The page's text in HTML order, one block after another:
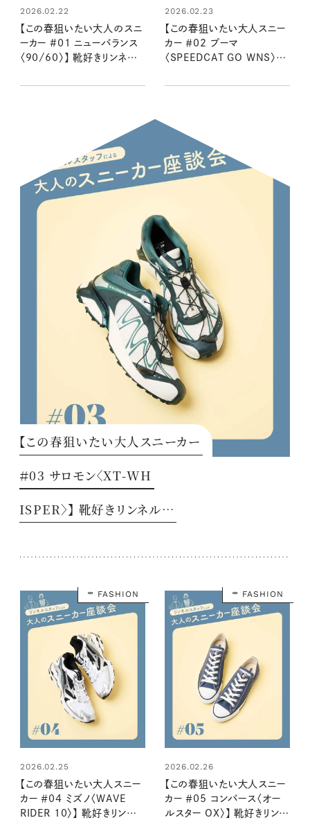
2026.02.22
【この春狙いたい大人のスニ
ーカー #01 ニューバランス
〈90/60〉】 靴好きリンネル
き心地
2026.02.23
【この春狙いたい大人スニー
カー ＃02 プーマ
〈SPEEDCAT GO WNS〉】
が語る魅力とはき心地
【この春狙いたい大人スニーカー
＃03 サロモン〈XT-WH
ISPER〉】 靴好きリンネル…
FASHION
2026.02.25
【この春狙いたい大人スニー
カー ＃04 ミズノ〈WAVE
RIDER 10〉】 靴好きリンネ
FASHION
2026.02.26
【この春狙いたい大人スニー
カー ＃05 コンバース〈オー
ルスター OX〉】 靴好きリンネ